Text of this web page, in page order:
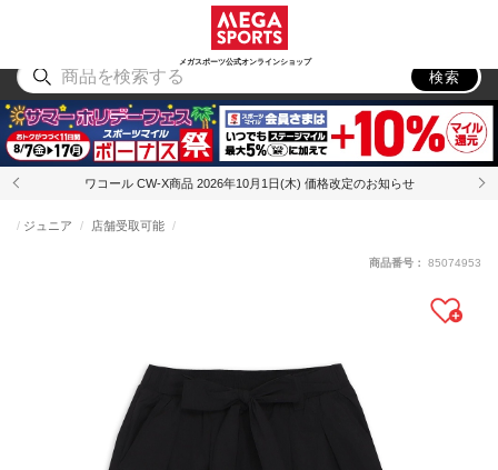
メガスポーツ公式オンラインショップ
アウトドア
検索
ワコール CW-X商品 2026年10月1日(木) 価格改定のお知らせ
ジュニア 店舗受取可能
商品番号： 85074953